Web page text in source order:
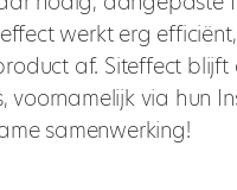
werkt erg
af. Siteffect blijft
voornamelijk via hun
samenwerking!